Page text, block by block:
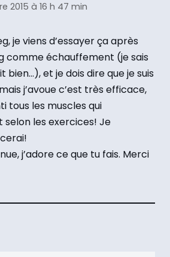
2015 à 16 h 47 min
je viens d’essayer ça après
comme échauffement (je sais
bien…), et je dois dire que je suis
j’avoue c’est très efficace,
tous les muscles qui
selon les exercices! Je
j’adore ce que tu fais. Merci